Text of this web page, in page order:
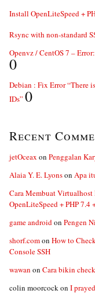
Install OpenLiteSpeed +
Rsync with non-standard
Openvz / CentOS 7 –
0
Debian : Fix Error “There
IDs” 0
Recent
jetOceax on Penggalan
Alaia Y. E. Lyonson Apa
Cara Membuat Virtualhost
OpenLiteSpeed + PHP 7.4
game androidon Pengen
shorf.comon How to
Console SSH
wawan on Cara bikin
colin moorcockon I